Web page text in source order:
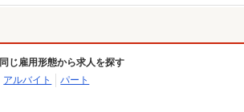
同じ雇用形態から求人を探す
アルバイト
パート